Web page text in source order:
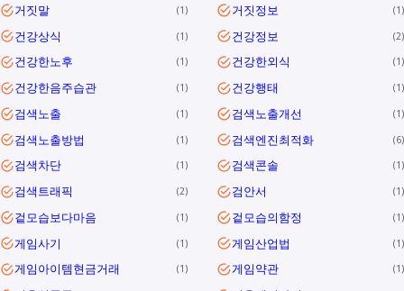
거짓말 1 거짓정보 1
건강상식 1 건강정보 2
건강한노후 1 건강한외식 1
건강한음주습관 1 건강행태 1
검색노출 1 검색노출개선 1
검색노출방법 1 검색엔진최적화 6
검색차단 1 검색콘솔 1
검색트래픽 2 검안서 1
겉모습보다마음 1 겉모습의함정 1
게임사기 1 게임산업법 1
게임아이템현금거래 1 게임약관 1